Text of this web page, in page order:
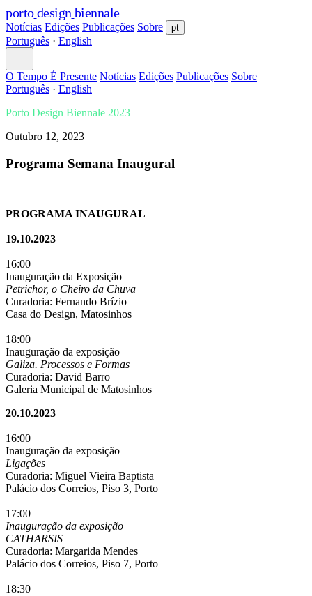
porto design biennale
Notícias Edições Publicações Sobre pt
Português · English
O Tempo É Presente Notícias Edições Publicações Sobre
Português · English
Porto Design Biennale 2023
Outubro 12, 2023
Programa Semana Inaugural
PROGRAMA INAUGURAL
19.10.2023
16:00
Inauguração da Exposição
Petrichor, o Cheiro da Chuva
Curadoria: Fernando Brízio
Casa do Design, Matosinhos
18:00
Inauguração da exposição
Galiza. Processos e Formas
Curadoria: David Barro
Galeria Municipal de Matosinhos
20.10.2023
16:00
Inauguração da exposição
Ligações
Curadoria: Miguel Vieira Baptista
Palácio dos Correios, Piso 3, Porto
17:00
Inauguração da exposição
CATHARSIS
Curadoria: Margarida Mendes
Palácio dos Correios, Piso 7, Porto
18:30